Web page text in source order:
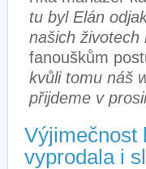
tu byl Elán
našich životech
fanouškům
kvůli tomu náš
přijdeme v
Výjimečnost
vyprodala i